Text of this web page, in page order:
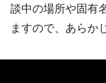
談中の場所や固有
ますので、あらか